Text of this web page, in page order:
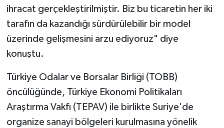
ihracat gerçekleştirilmiştir. Biz bu ticaretin her iki
tarafın da kazandığı sürdürülebilir bir model
üzerinde gelişmesini arzu ediyoruz" diye
konuştu.
Türkiye Odalar ve Borsalar Birliği (TOBB)
öncülüğünde, Türkiye Ekonomi Politikaları
Araştırma Vakfı (TEPAV) ile birlikte Suriye'de
organize sanayi bölgeleri kurulmasına yönelik